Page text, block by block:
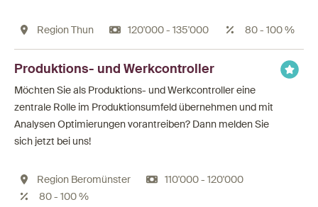
Region Thun 120'000 - 135'000 80 - 100 %
Produktions- und Werkcontroller
Möchten Sie als Produktions- und Werkcontroller eine
zentrale Rolle im Produktionsumfeld übernehmen und mit
Analysen Optimierungen vorantreiben? Dann melden Sie
sich jetzt bei uns!
Region Beromünster
110'000 - 120'000
80 - 100 %